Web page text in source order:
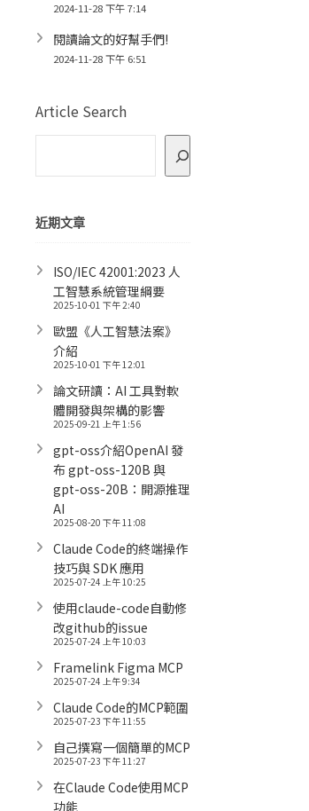
2024-11-28 下午 7:14
閱讀論文的好幫手們!
2024-11-28 下午 6:51
Article Search
近期文章
ISO/IEC 42001:2023 人
工智慧系統管理綱要
2025-10-01 下午 2:40
歐盟《人工智慧法案》
介紹
2025-10-01 下午 12:01
論文研讀：AI 工具對軟
體開發與架構的影響
2025-09-21 上午 1:56
gpt-oss介紹OpenAI 發
布 gpt-oss-120B 與
gpt-oss-20B：開源推理
AI
2025-08-20 下午 11:08
Claude Code的終端操作
技巧與 SDK 應用
2025-07-24 上午 10:25
使用claude-code自動修
改github的issue
2025-07-24 上午 10:03
Framelink Figma MCP
2025-07-24 上午 9:34
Claude Code的MCP範圍
2025-07-23 下午 11:55
自己撰寫一個簡單的MCP
2025-07-23 下午 11:27
在Claude Code使用MCP
功能